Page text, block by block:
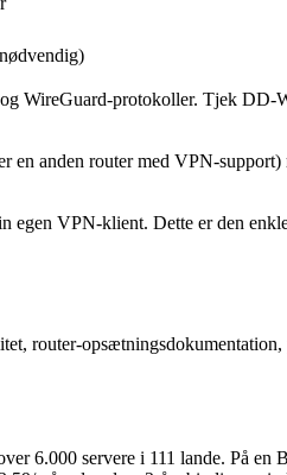
WireGuard-protokoller. Tjek
anden router med VPN-
VPN-klient. Dette er den
router-
6.000 servere i 111 lande. På en